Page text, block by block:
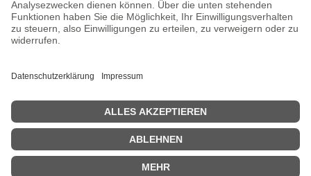
Batterieentsorgung
Informationen zur Echtheit von Kundenbewertungen
© Copyright 2026 Wohnambiente-Shop